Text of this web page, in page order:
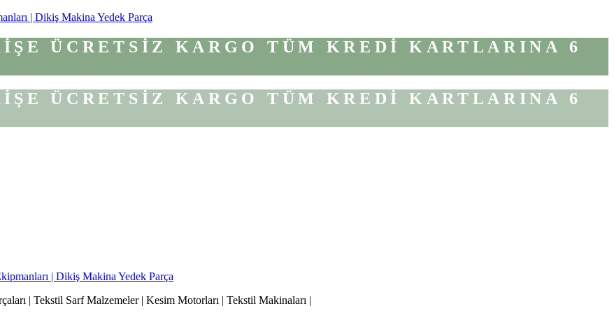
| Dikiş Makina Yedek Parça
ÜCRETSİZ KARGO
TÜM KREDİ KARTLARINA 6
ÜCRETSİZ KARGO
TÜM KREDİ KARTLARINA 6
| Dikiş Makina Yedek Parça
| Tekstil Sarf Malzemeler | Kesim Motorları | Tekstil Makinaları |